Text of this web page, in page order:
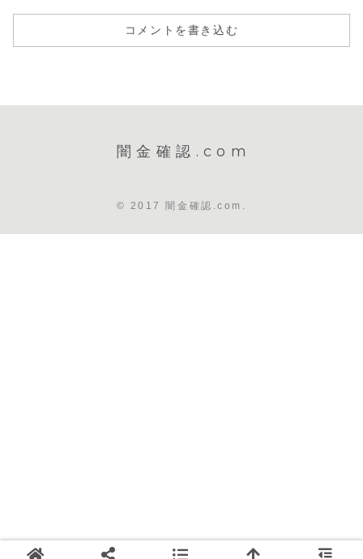
コメントを書き込む
闇金確認.com
© 2017 闇金確認.com.